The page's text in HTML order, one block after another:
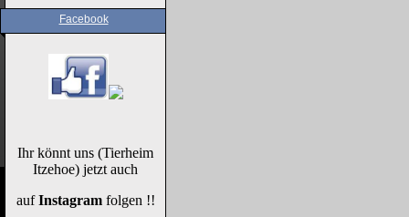
Facebook
Ihr könnt uns (Tierheim
Itzehoe) jetzt auch
aufInstagramfolgen !!